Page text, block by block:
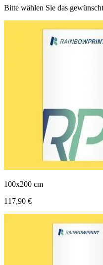
Bitte wählen Sie das
100x200 cm
117,90 €